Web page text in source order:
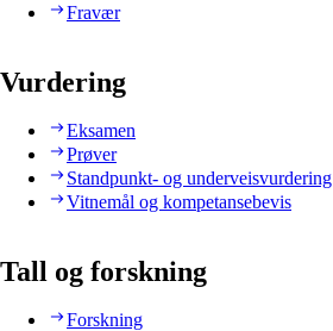
Fravær
Vurdering
Eksamen
Prøver
Standpunkt- og underveisvurdering
Vitnemål og kompetansebevis
Tall og forskning
Forskning